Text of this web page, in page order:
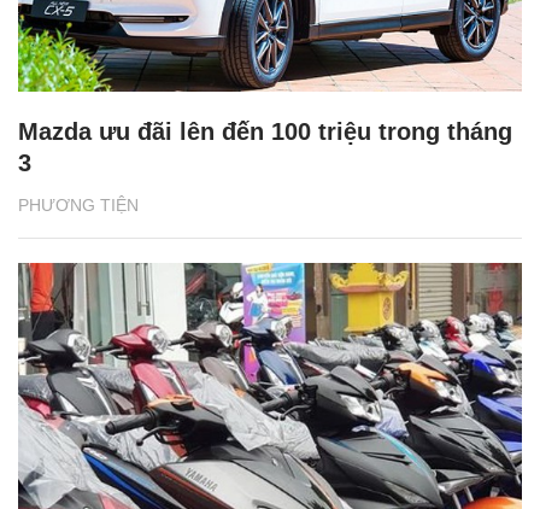
PHƯƠNG TIỆN
Mazda ưu đãi lên đến 100 triệu trong tháng
3